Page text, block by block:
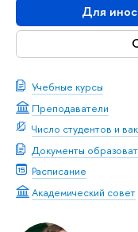
Для
Учебные курсы
Преподаватели
Число студентов и
Документы
Расписание
Академический совет